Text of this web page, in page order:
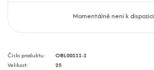
Momentálně není k dispozici
Číslo produktu:
OBL00111-1
Velikost:
25